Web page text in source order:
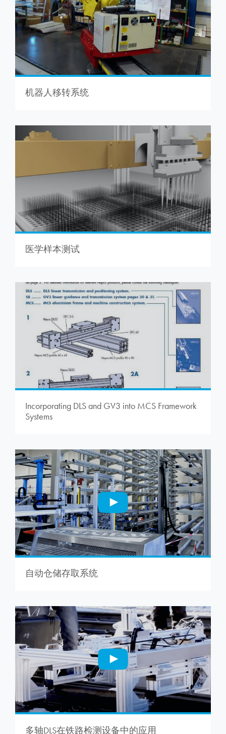
机器人移转系统
医学样本测试
Incorporating DLS and GV3 into MCS Framework
Systems
自动仓储存取系统
多轴DLS在铁路检测设备中的应用